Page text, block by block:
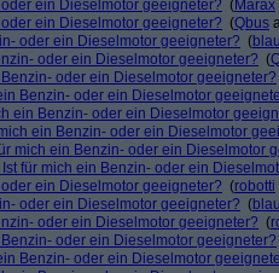
ein Dieselmotor geeigneter? (Marax
ein Dieselmotor geeigneter? (Qbus
oder ein Dieselmotor geeigneter? (
oder ein Dieselmotor geeigneter? (
oder ein Dieselmotor geeigneter?
Benzin- oder ein Dieselmotor
ein Benzin- oder ein Dieselmotor
ein Benzin- oder ein Dieselmotor
mich ein Benzin- oder ein Dieselmotor
Ist für mich ein Benzin- oder ein
ein Dieselmotor geeigneter? (robotti
oder ein Dieselmotor geeigneter? (
oder ein Dieselmotor geeigneter? (
oder ein Dieselmotor geeigneter?
Benzin- oder ein Dieselmotor